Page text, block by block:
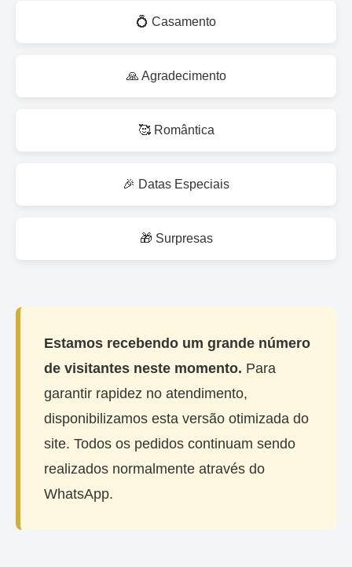
💍 Casamento
🙏 Agradecimento
🥰 Romântica
🎉 Datas Especiais
🎁 Surpresas
Estamos recebendo um grande número
de visitantes neste momento. Para
garantir rapidez no atendimento,
disponibilizamos esta versão otimizada do
site. Todos os pedidos continuam sendo
realizados normalmente através do
WhatsApp.